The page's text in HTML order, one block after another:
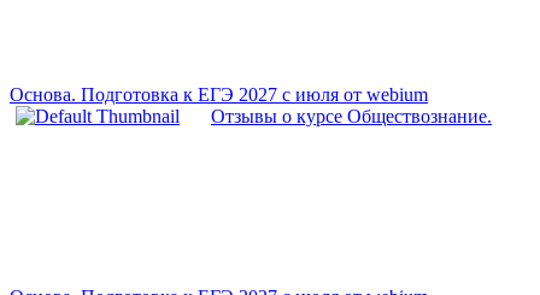
Основа. Подготовка к ЕГЭ 2027 с июля от webium
Отзывы о курсе Обществознание.